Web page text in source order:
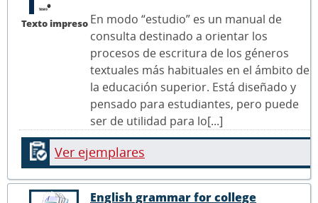
Texto impreso En modo “estudio” es un manual de
consulta destinado a orientar los
procesos de escritura de los géneros
textuales más habituales en el ámbito de
la educación superior. Está diseñado y
pensado para estudiantes, pero puede
ser de utilidad para lo[...]
Ver ejemplares
English grammar for college